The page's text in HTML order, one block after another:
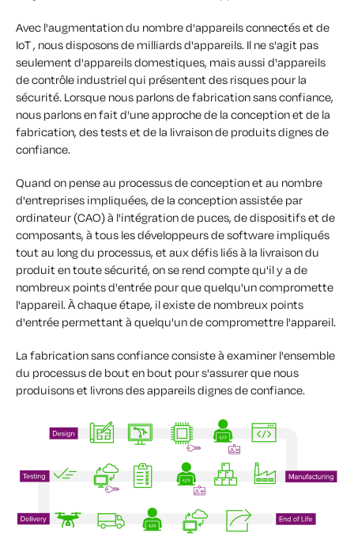
Avec l'augmentation du nombre d'appareils connectés et de
IoT , nous disposons de milliards d'appareils. Il ne s'agit pas
seulement d'appareils domestiques, mais aussi d'appareils
de contrôle industriel qui présentent des risques pour la
sécurité. Lorsque nous parlons de fabrication sans confiance,
nous parlons en fait d'une approche de la conception et de la
fabrication, des tests et de la livraison de produits dignes de
confiance.
Quand on pense au processus de conception et au nombre
d'entreprises impliquées, de la conception assistée par
ordinateur (CAO) à l'intégration de puces, de dispositifs et de
composants, à tous les développeurs de software impliqués
tout au long du processus, et aux défis liés à la livraison du
produit en toute sécurité, on se rend compte qu'il y a de
nombreux points d'entrée pour que quelqu'un compromette
l'appareil. À chaque étape, il existe de nombreux points
d'entrée permettant à quelqu'un de compromettre l'appareil.
La fabrication sans confiance consiste à examiner l'ensemble
du processus de bout en bout pour s'assurer que nous
produisons et livrons des appareils dignes de confiance.